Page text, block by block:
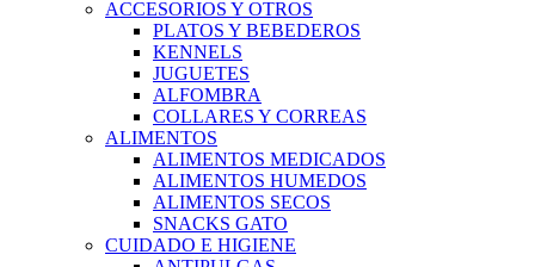
ACCESORIOS Y OTROS
PLATOS Y BEBEDEROS
KENNELS
JUGUETES
ALFOMBRA
COLLARES Y CORREAS
ALIMENTOS
ALIMENTOS MEDICADOS
ALIMENTOS HUMEDOS
ALIMENTOS SECOS
SNACKS GATO
CUIDADO E HIGIENE